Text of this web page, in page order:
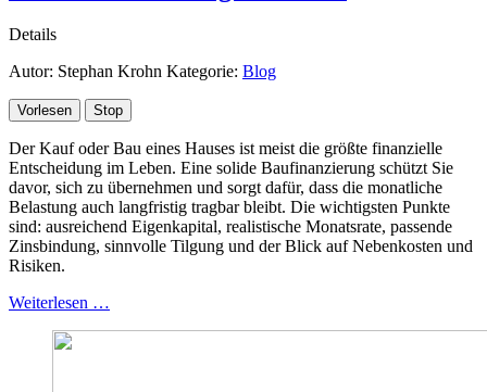
Details
Autor: Stephan Krohn Kategorie: Blog
Vorlesen Stop
Der Kauf oder Bau eines Hauses ist meist die größte finanzielle
Entscheidung im Leben. Eine solide Baufinanzierung schützt Sie
davor, sich zu übernehmen und sorgt dafür, dass die monatliche
Belastung auch langfristig tragbar bleibt. Die wichtigsten Punkte
sind: ausreichend Eigenkapital, realistische Monatsrate, passende
Zinsbindung, sinnvolle Tilgung und der Blick auf Nebenkosten und
Risiken.
Weiterlesen …